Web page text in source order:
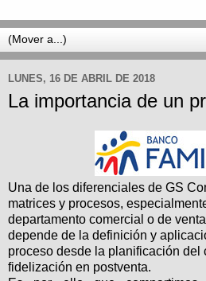
LUNES, 16 DE ABRIL DE 2018
La importancia de un
Una de los diferenciales de GS
matrices y procesos,
departamento comercial o de
depende de la definición y
proceso desde la planificación del
fidelización en postventa.